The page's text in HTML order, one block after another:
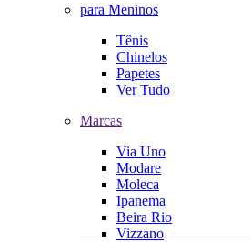
para Meninos
Tênis
Chinelos
Papetes
Ver Tudo
Marcas
Via Uno
Modare
Moleca
Ipanema
Beira Rio
Vizzano